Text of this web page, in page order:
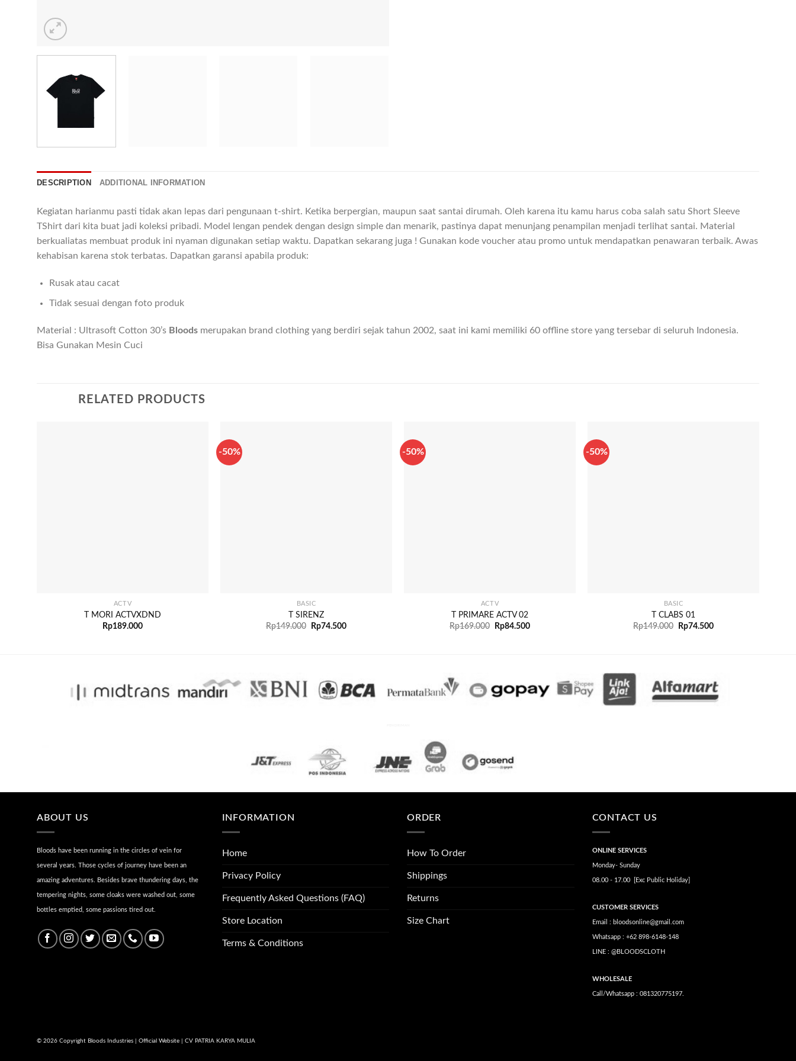
DESCRIPTION ADDITIONAL INFORMATION
Kegiatan harianmu pasti tidak akan lepas dari pengunaan t-shirt. Ketika berpergian, maupun saat santai dirumah. Oleh karena itu kamu harus coba salah satu Short Sleeve
TShirt dari kita buat jadi koleksi pribadi. Model lengan pendek dengan design simple dan menarik, pastinya dapat menunjang penampilan menjadi terlihat santai. Material
berkualiatas membuat produk ini nyaman digunakan setiap waktu. Dapatkan sekarang juga ! Gunakan kode voucher atau promo untuk mendapatkan penawaran terbaik. Awas
kehabisan karena stok terbatas. Dapatkan garansi apabila produk:
Rusak atau cacat
Tidak sesuai dengan foto produk
Material : Ultrasoft Cotton 30’s Bloods merupakan brand clothing yang berdiri sejak tahun 2002, saat ini kami memiliki 60 offline store yang tersebar di seluruh Indonesia.
Bisa Gunakan Mesin Cuci
RELATED PRODUCTS
ACTV
T MORI ACTVXDND
Rp189.000
-50%
BASIC
T SIRENZ
Rp149.000 Rp74.500
-50%
ACTV
T PRIMARE ACTV 02
Rp169.000 Rp84.500
-50%
BASIC
T CLABS 01
Rp149.000 Rp74.500
ABOUT US
Bloods have been running in the circles of vein for
several years. Those cycles of journey have been an
amazing adventures. Besides brave thundering days, the
tempering nights, some cloaks were washed out, some
bottles emptied, some passions tired out.
INFORMATION
Home
Privacy Policy
Frequently Asked Questions (FAQ)
Store Location
Terms & Conditions
ORDER
How To Order
Shippings
Returns
Size Chart
CONTACT US
ONLINE SERVICES
Monday- Sunday
08.00 - 17.00 [Exc Public Holiday]
CUSTOMER SERVICES
Email : bloodsonline@gmail.com
Whatsapp : +62 898-6148-148
LINE : @BLOODSCLOTH
WHOLESALE
Call/Whatsapp : 081320775197.
© 2026 Copyright Bloods Industries | Official Website | CV PATRIA KARYA MULIA